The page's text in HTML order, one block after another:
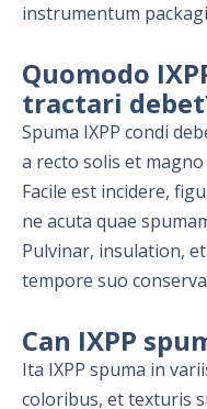
instrumentum
Quomodo
tractari
Spuma IXPP condi
a recto solis et magno
Facile est incidere,
ne acuta quae
Pulvinar, insulation,
tempore suo
Can IXPP
Ita IXPP spuma in
coloribus, et texturis